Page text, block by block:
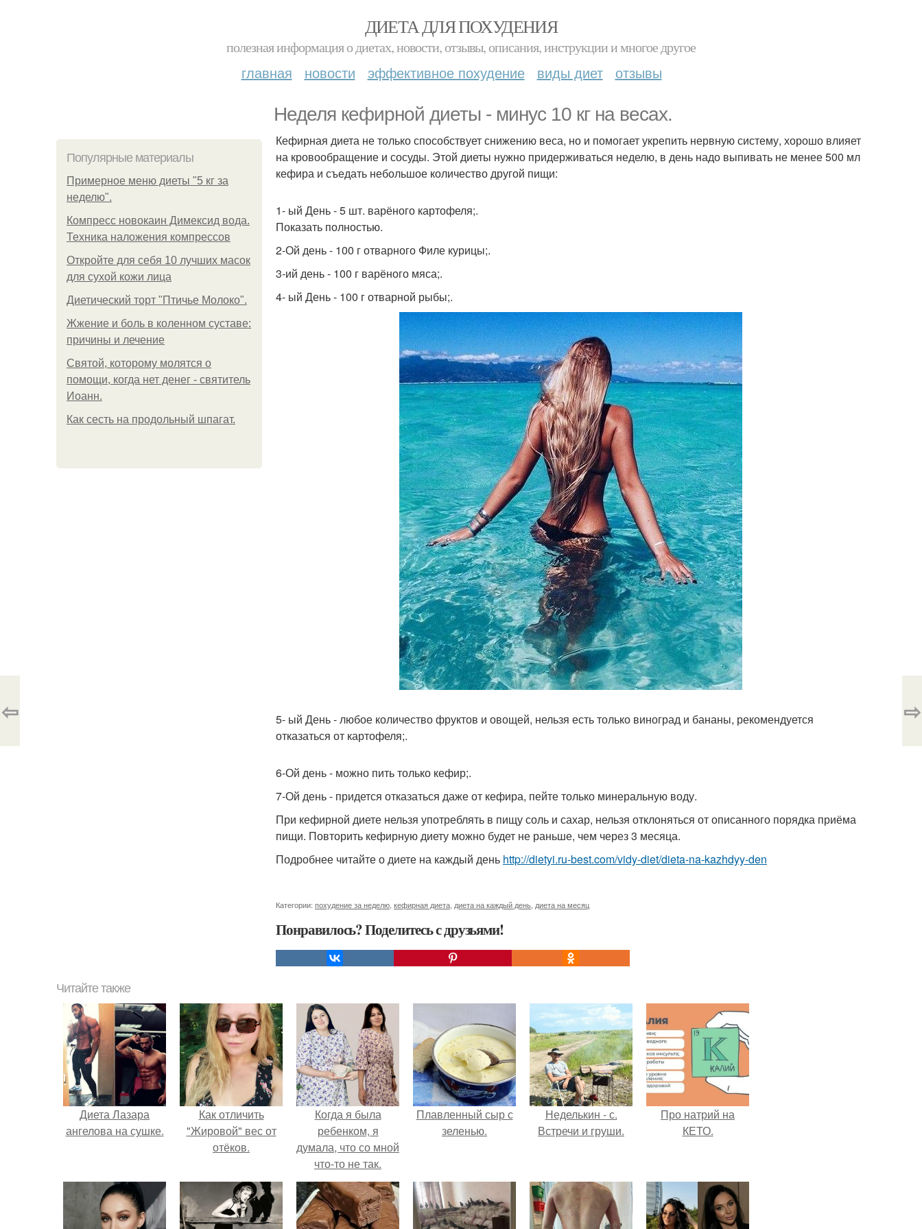
ДИЕТА ДЛЯ ПОХУДЕНИЯ
полезная информация о диетах, новости, отзывы, описания, инструкции и многое другое
главная новости эффективное похудение виды диет отзывы
Неделя кефирной диеты - минус 10 кг на весах.
Популярные материалы
Примерное меню диеты "5 кг за
неделю".
Компресс новокаин Димексид вода.
Техника наложения компрессов
Откройте для себя 10 лучших масок
для сухой кожи лица
Диетический торт "Птичье Молоко".
Жжение и боль в коленном суставе:
причины и лечение
Святой, которому молятся о
помощи, когда нет денег - святитель
Иоанн.
Как сесть на продольный шпагат.
Кефирная диета не только способствует снижению веса, но и помогает укрепить нервную систему, хорошо влияет
на кровообращение и сосуды. Этой диеты нужно придерживаться неделю, в день надо выпивать не менее 500 мл
кефира и съедать небольшое количество другой пищи:
1- ый День - 5 шт. варёного картофеля;.
Показать полностью.
2-Ой день - 100 г отварного Филе курицы;.
3-ий день - 100 г варёного мяса;.
4- ый День - 100 г отварной рыбы;.
5- ый День - любое количество фруктов и овощей, нельзя есть только виноград и бананы, рекомендуется
отказаться от картофеля;.
6-Ой день - можно пить только кефир;.
7-Ой день - придется отказаться даже от кефира, пейте только минеральную воду.
При кефирной диете нельзя употреблять в пищу соль и сахар, нельзя отклоняться от описанного порядка приёма
пищи. Повторить кефирную диету можно будет не раньше, чем через 3 месяца.
Подробнее читайте о диете на каждый день http://dietyi.ru-best.com/vidy-diet/dieta-na-kazhdyy-den
Категории: похудение за неделю кефирная диета диета на каждый день диета на месяц
Понравилось? Поделитесь с друзьями!
⇦ ⇨
Читайте также
Диета Лазара
ангелова на сушке.
Как отличить
"Жировой" вес от
отёков.
Когда я была
ребенком, я
думала, что со мной
что-то не так.
Плавленный сыр с
зеленью.
Неделькин - с.
Встречи и груши.
Про натрий на
КЕТО.